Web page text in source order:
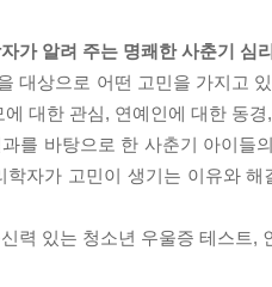
가 알려 주는 명쾌한 사춘기 심
대상으로 어떤 고민을 가지고
에 대한 관심, 연예인에 대한 동
를 바탕으로 한 사춘기 아이들
학자가 고민이 생기는 이유와
력 있는 청소년 우울증 테스트,